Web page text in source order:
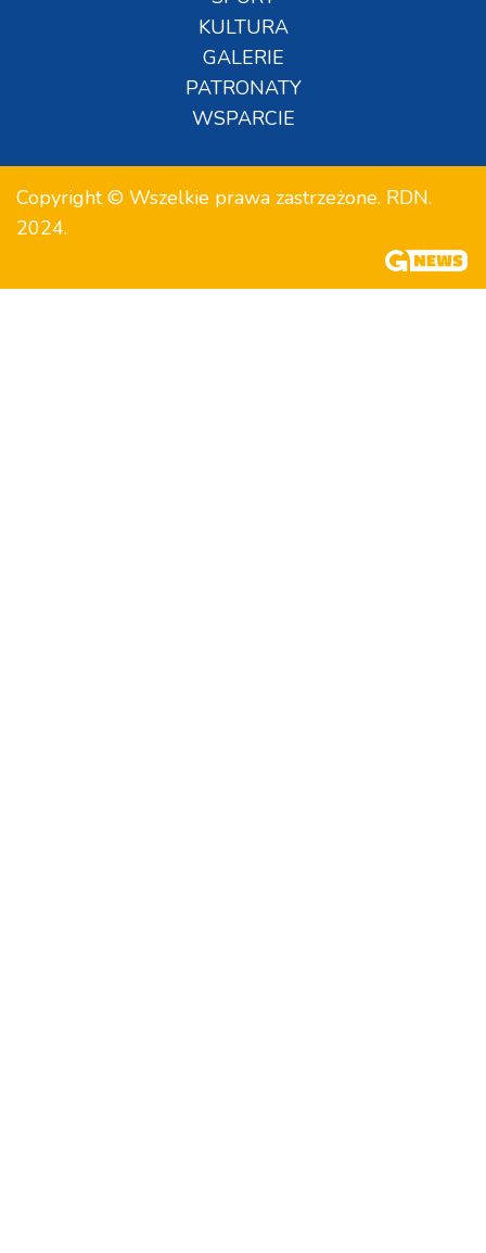
KULTURA
GALERIE
PATRONATY
WSPARCIE
Copyright © Wszelkie prawa zastrzeżone. RDN.
2024.